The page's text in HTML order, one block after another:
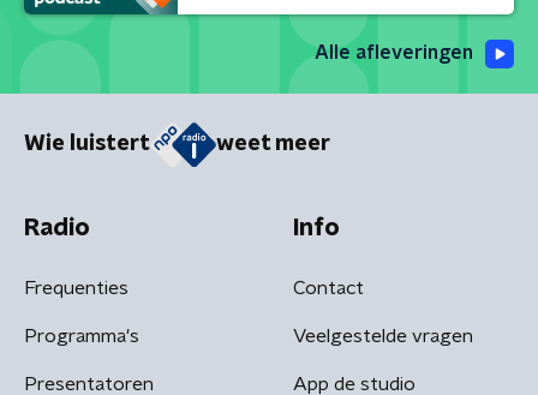
Alle afleveringen
Wie luistert weet meer
Radio
Frequenties
Programma's
Presentatoren
Info
Contact
Veelgestelde vragen
App de studio